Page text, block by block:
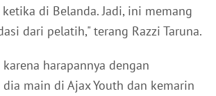
ketika di Belanda. Jadi, ini memang
dari pelatih," terang Razzi Taruna.
harapannya dengan
main di Ajax Youth dan kemarin